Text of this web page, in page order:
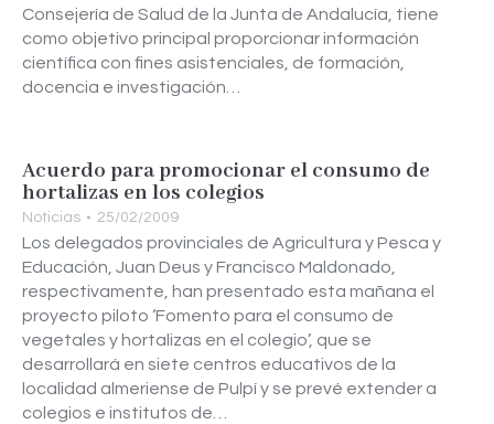
Consejería de Salud de la Junta de Andalucía, tiene
como objetivo principal proporcionar información
científica con fines asistenciales, de formación,
docencia e investigación…
Acuerdo para promocionar el consumo de
hortalizas en los colegios
Noticias 25/02/2009
Los delegados provinciales de Agricultura y Pesca y
Educación, Juan Deus y Francisco Maldonado,
respectivamente, han presentado esta mañana el
proyecto piloto ‘Fomento para el consumo de
vegetales y hortalizas en el colegio’, que se
desarrollará en siete centros educativos de la
localidad almeriense de Pulpí y se prevé extender a
colegios e institutos de…